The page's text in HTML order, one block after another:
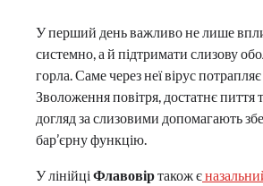
У перший день важливо не лише
системно, а й підтримати слизову
горла. Саме через неї вірус потрапляє
Зволоження повітря, достатнє пиття
догляд за слизовими допомагають
бар’єрну функцію.
У лінійці Флавовіртакож є